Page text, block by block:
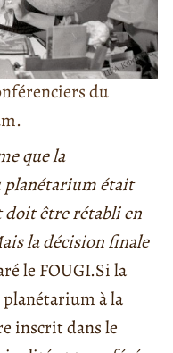
du
que la
était
doit être rétabli en
la décision finale
le FOUGI.Si la
à la
inscrit dans le